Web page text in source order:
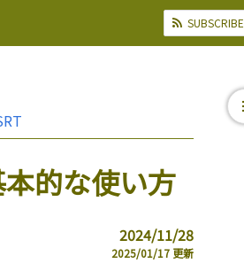
SUBSCRIBE
的な使い方
2024/11/28
2025/01/17 更新